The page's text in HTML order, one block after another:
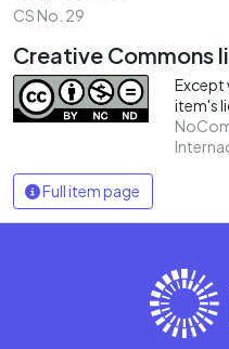
CS No. 29
Creative Commons
Except
item's
Full item page